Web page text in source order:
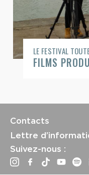
LE FESTIVAL
FILMS
Contacts
Lettre
Suivez-nous :